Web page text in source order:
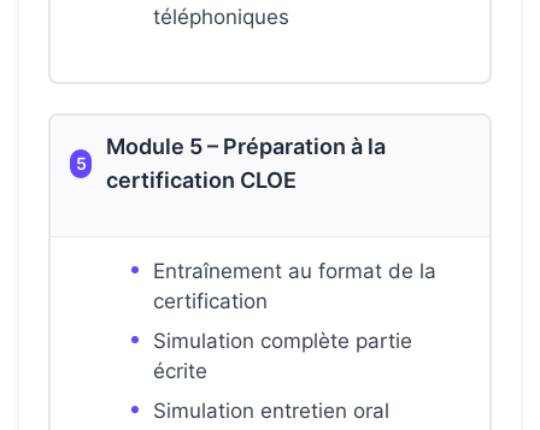
téléphoniques
5
Module 5 – Préparation à la
certification CLOE
Entraînement au format de la
certification
Simulation complète partie
écrite
Simulation entretien oral